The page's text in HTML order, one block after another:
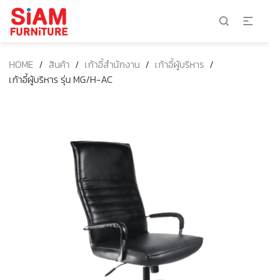
HOME / สินค้า / เก้าอี้สำนักงาน / เก้าอี้ผู้บริหาร /
เก้าอี้ผู้บริหาร รุ่น MG/H-AC